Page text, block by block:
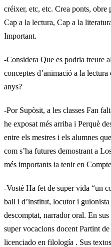
créixer, etc, etc. Crea ponts, obre
Cap a la lectura, Cap a la
Important.
-Considera Que es podria treure
conceptes d’animació a la
anys?
-Por Supòsit, a les classes Fan
he exposat més arriba i Perquè
entre els mestres i els alumnes
com s’ha futures demostrant a
més importants ia tenir en
-Vostè Ha fet de super vida “un
ball i d’institut, locutor i
descomptat, narrador oral. En
super vocacions docent Partint
licenciado en filología . Sus